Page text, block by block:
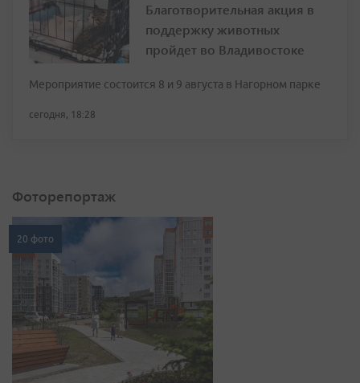
Благотворительная акция в
поддержку животных
пройдет во Владивостоке
Мероприятие состоится 8 и 9 августа в Нагорном парке
сегодня, 18:28
Фоторепортаж
20 фото